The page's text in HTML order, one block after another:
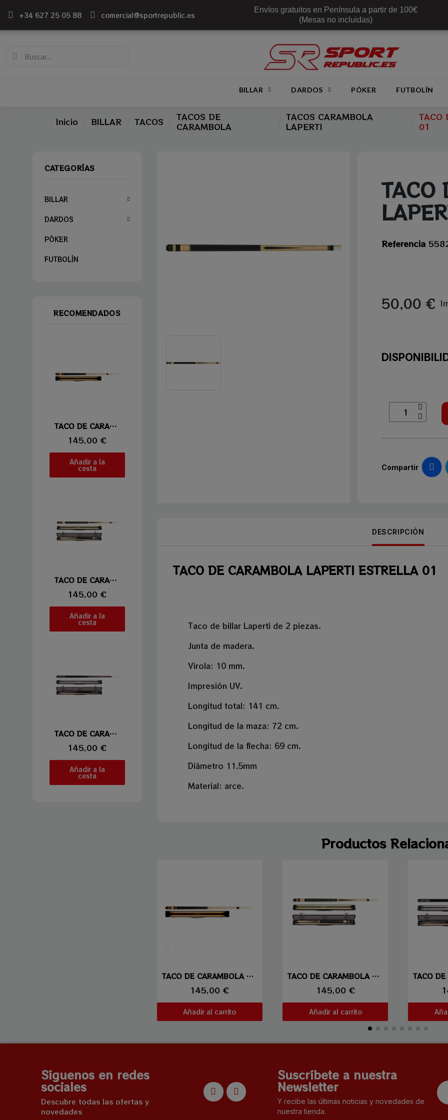
+34 627 25 05 88 comercial@sportrepublic.es
Envíos gratuitos en Península a partir de 100€
(Mesas no incluidas)
BILLAR DARDOS PÓKER FUTBOLÍN
Inicio BILLAR TACOS
TACOS DE
CARAMBOLA
TACOS CARAMBOLA
LAPERTI
TACO
01
CATEGORÍAS
BILLAR
DARDOS
PÓKER
FUTBOLÍN
RECOMENDADOS
Vista rápidaTACO DE CARAMBOLA LAPERTI 06
145,00 €
Añadir a la
cesta
Vista rápidaTACO DE CARAMBOLA LAPERTI 01
145,00 €
Añadir a la
cesta
Vista rápidaTACO DE CARAMBOLA LAPERTI 02
145,00 €
Añadir a la
cesta
TACO
Referencia
50,00 €
Compartir
DESCRIPCIÓN
TACO DE CARAMBOLA LAPERTI ESTRELLA 01
Taco de billar Laperti de 2 piezas.
Junta de madera.
Virola: 10 mm.
Impresión UV.
Longitud total: 141 cm.
Longitud de la maza: 72 cm.
Longitud de la flecha: 69 cm.
Diámetro 11,5mm
Material: arce.
Productos
Vista rápida TACO DE CARAMBOLA LAPERTI 06
145,00 €
Añadir al carrito
Vista rápida TACO DE CARAMBOLA LAPERTI 01
145,00 €
Añadir al carrito
Síguenos en redes
sociales
Descubre todas las ofertas y
novedades
Suscríbete a nuestra
Newsletter
Y recibe las últimas noticias y novedades de
nuestra tienda.